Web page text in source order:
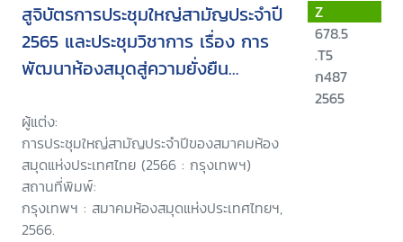
สูจิบัตรการประชุมใหญ่สามัญประจำปี
2565 และประชุมวิชาการ เรื่อง การ
พัฒนาห้องสมุดสู่ความยั่งยืน
sustainability) วันศุกร์ที่ 31 มีนาคม
2566 ณ โรงแรมแอมบาสซาเดอร์
กรุงเทพมหานคร
ผู้แต่ง:
การประชุมใหญ่สามัญประจำปีของสมาคมห้อง
สมุดแห่งประเทศไทย (2566 : กรุงเทพฯ)
สถานที่พิมพ์:
กรุงเทพฯ : สมาคมห้องสมุดแห่งประเทศไทยฯ,
2566.
Z
678.5
.T5
ก487
2565